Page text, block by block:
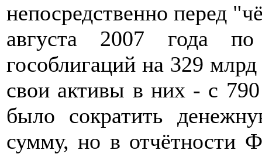
непосредственно перед
августа 2007 года
гособлигаций на 329
свои активы в них - с
было сократить
сумму, но в отчётности